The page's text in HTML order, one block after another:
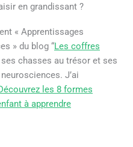
en grandissant ?
« Apprentissages
» du blog “Les coffres
ses chasses au trésor et ses
J’ai
les 8 formes
à apprendre